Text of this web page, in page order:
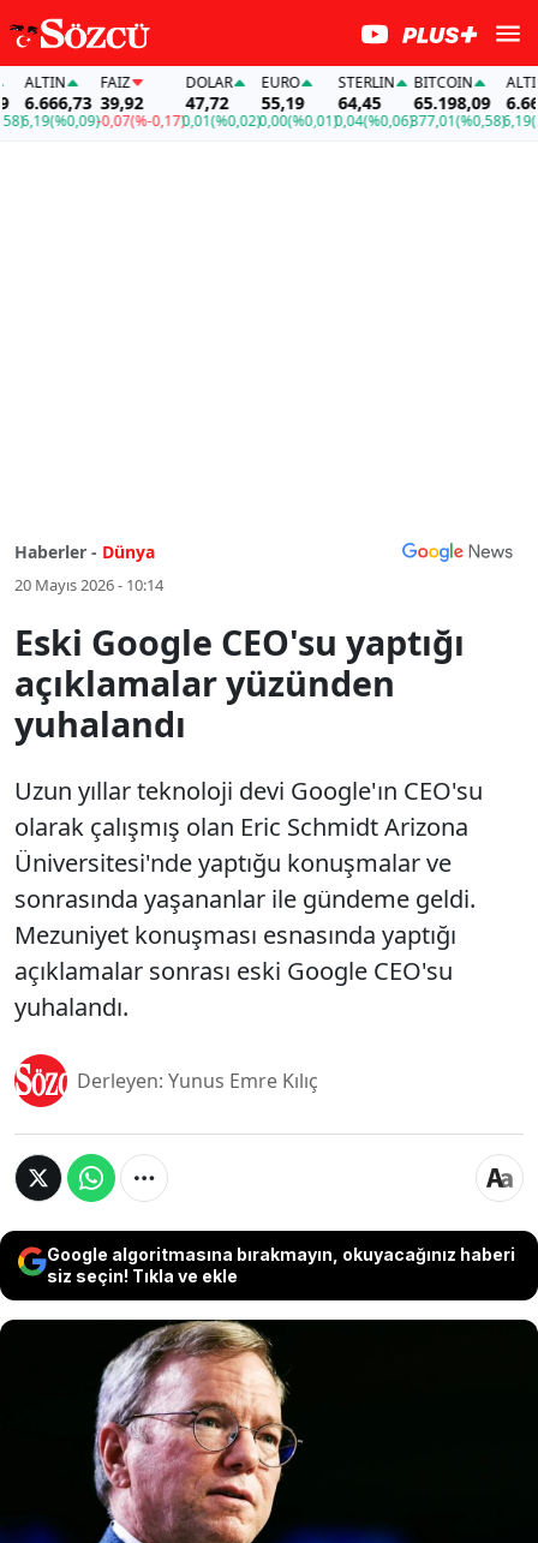
ALTIN
6.666,73
6,19(%0,09)
FAİZ
39,92
-0,07(%-0,17)
DOLAR
47,72
0,01(%0,02)
EURO
55,19
0,00(%0,01)
STERLIN
64,45
0,04(%0,06)
BITCOIN
65.198,09
377,01(%0,58)
ALTIN
6,19
Haberler - Dünya
20 Mayıs 2026 - 10:14
Eski Google CEO'su yaptığı
açıklamalar yüzünden
yuhalandı
Uzun yıllar teknoloji devi Google'ın CEO'su
olarak çalışmış olan Eric Schmidt Arizona
Üniversitesi'nde yaptığu konuşmalar ve
sonrasında yaşananlar ile gündeme geldi.
Mezuniyet konuşması esnasında yaptığı
açıklamalar sonrası eski Google CEO'su
yuhalandı.
Derleyen: Yunus Emre Kılıç
Google algoritmasına bırakmayın, okuyacağınız haberi
siz seçin! Tıkla ve ekle
Uzun yıllar teknoloji devi Google'ın CEO'su
olarak çalışmış olan Eric Schmidt Arizona
Üniversitesi'nde yaptığu konuşmalar ve
sonrasında yaşananlar ile gündeme geldi.
Mezuniyet konuşması esnasında yaptığı
açıklamalar sonrası eski Google CEO'su